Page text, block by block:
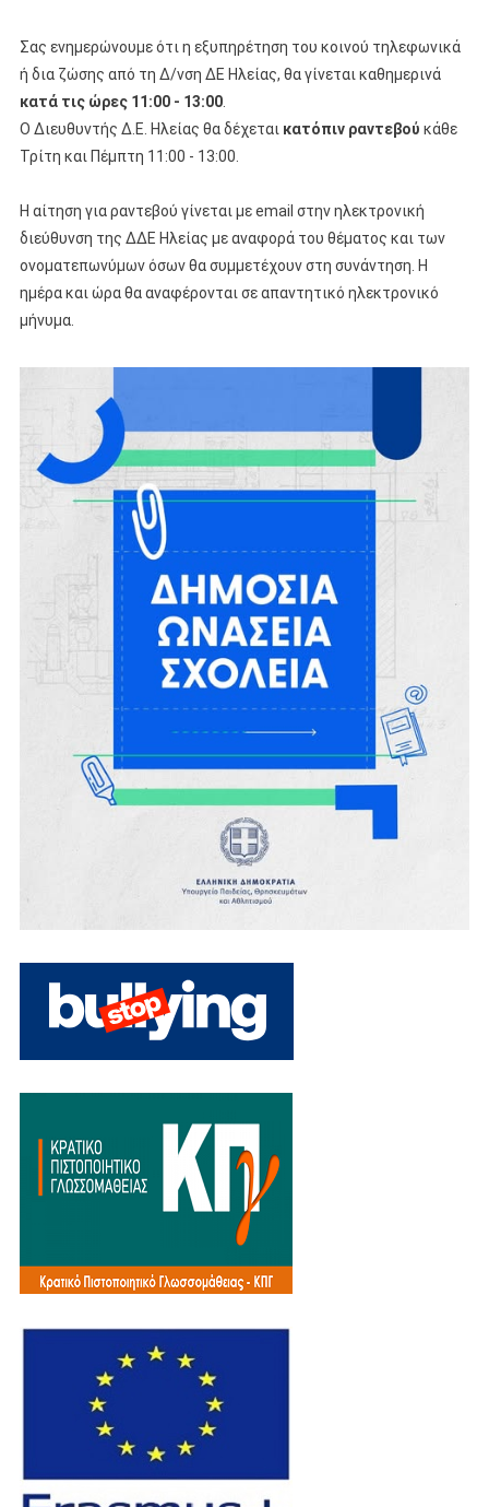
Σας ενημερώνουμε ότι η εξυπηρέτηση του κοινού τηλεφωνικά
ή δια ζώσης από τη Δ/νση ΔΕ Ηλείας, θα γίνεται καθημερινά
κατά τις ώρες 11:00 - 13:00.
Ο Διευθυντής Δ.Ε. Ηλείας θα δέχεται κατόπιν ραντεβού κάθε
Τρίτη και Πέμπτη 11:00 - 13:00.
Η αίτηση για ραντεβού γίνεται με email στην ηλεκτρονική
διεύθυνση της ΔΔΕ Ηλείας με αναφορά του θέματος και των
ονοματεπωνύμων όσων θα συμμετέχουν στη συνάντηση. Η
ημέρα και ώρα θα αναφέρονται σε απαντητικό ηλεκτρονικό
μήνυμα.